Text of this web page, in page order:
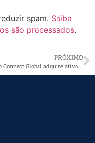
spam. Saiba
são processados.
PRÓXIMO
Grupo Connect Global adquire ativos da Conduspar